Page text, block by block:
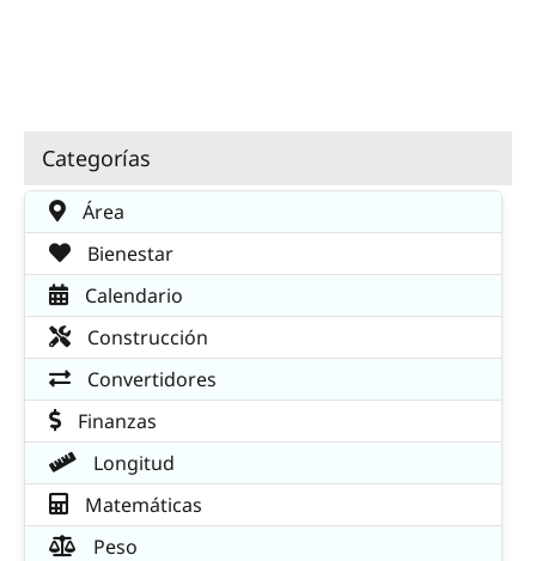
Categorías
Área
Bienestar
Calendario
Construcción
Convertidores
Finanzas
Longitud
Matemáticas
Peso